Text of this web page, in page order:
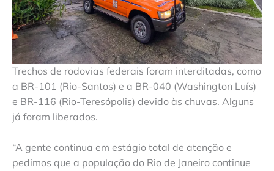
Trechos de rodovias federais foram interditadas, como
a BR-101 (Rio-Santos) e a BR-040 (Washington Luís)
e BR-116 (Rio-Teresópolis) devido às chuvas. Alguns
já foram liberados.
“A gente continua em estágio total de atenção e
pedimos que a população do Rio de Janeiro continue